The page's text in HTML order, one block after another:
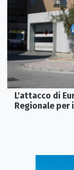
L'attacco di
Regionale